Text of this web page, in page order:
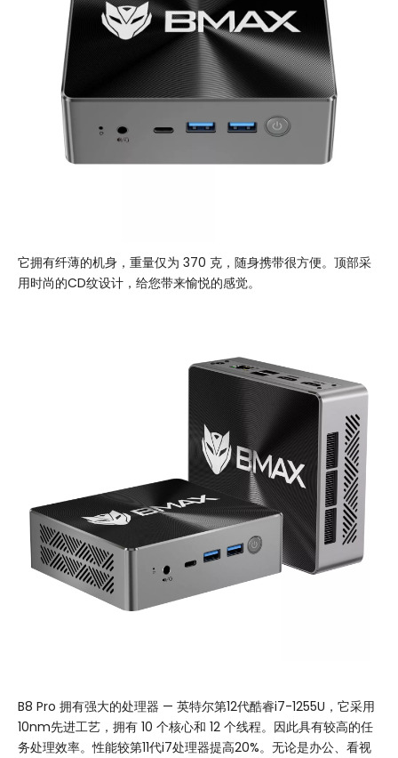
它拥有纤薄的机身，重量仅为 370 克，随身携带很方便。顶部采
用时尚的CD纹设计，给您带来愉悦的感觉。
B8 Pro 拥有强大的处理器 — 英特尔第12代酷睿i7-1255U，它采用
10nm先进工艺，拥有 10 个核心和 12 个线程。因此具有较高的任
务处理效率。性能较第11代i7处理器提高20%。无论是办公、看视